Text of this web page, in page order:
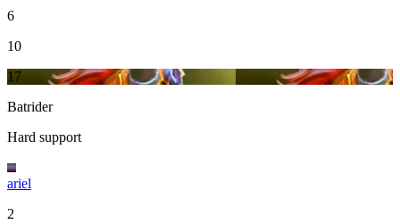
6
10
17
Batrider
Hard support
ariel
2